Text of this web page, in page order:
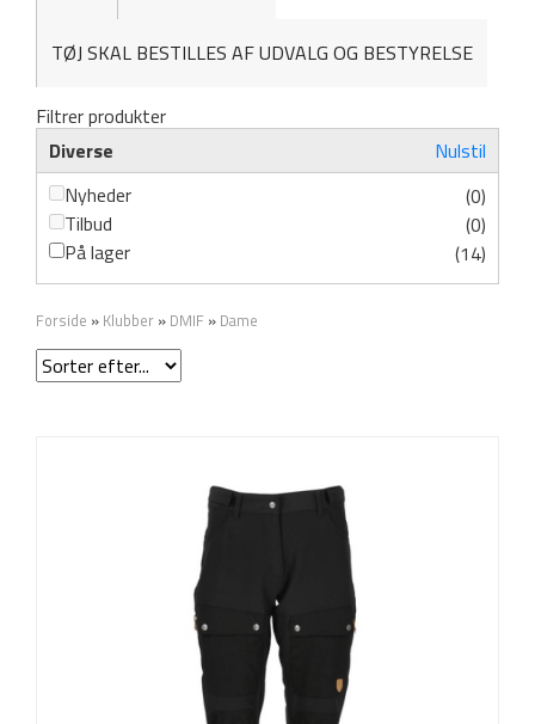
TØJ SKAL BESTILLES AF UDVALG OG BESTYRELSE
Filtrer produkter
Diverse
Nulstil
Nyheder
(0)
Tilbud
(0)
På lager
(14)
Forside » Klubber » DMIF » Dame